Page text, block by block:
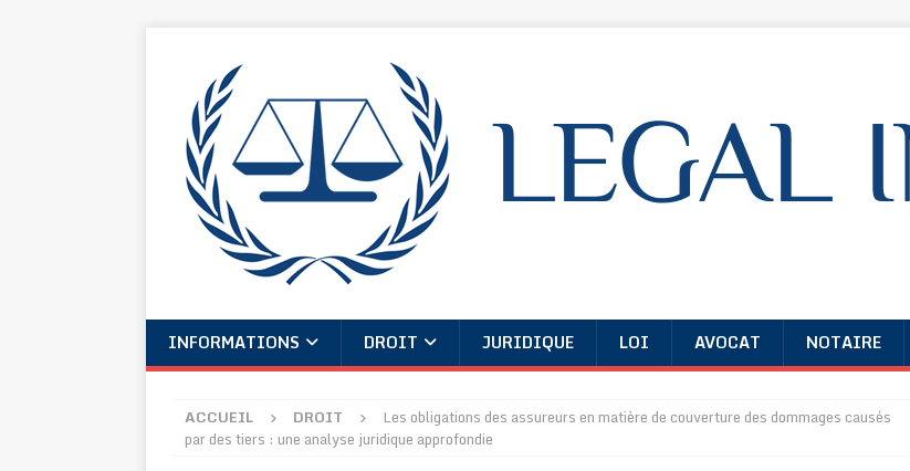
INFORMATIONS DROIT JURIDIQUE LOI AVOCAT NOTAIRE
ACCUEIL DROIT
Les obligations des assureurs en matière de couverture des dommages causés
par des tiers : une analyse juridique approfondie